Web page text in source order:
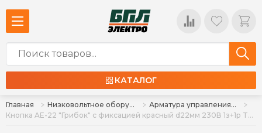
КАТАЛОГ
Главная Низковольтное оборудование
Арматура управления, кнопки, индикация
Кнопка AE-22 "Грибок" с фиксацией красный d22мм 230В 1з+1р TDM